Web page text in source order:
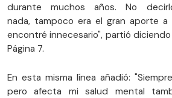
durante muchos años. No
nada, tampoco era el gran aporte
encontré innecesario", partió
Página 7.
En esta misma línea añadió:
pero afecta mi salud mental